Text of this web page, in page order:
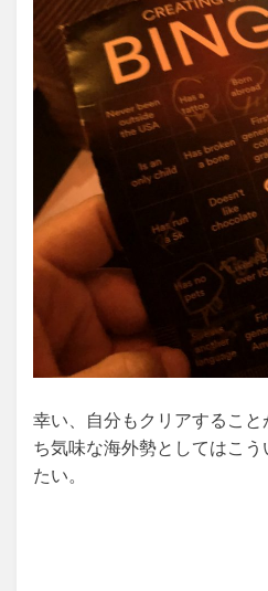
幸い、自分もクリアするこ
ち気味な海外勢としてはこ
たい。